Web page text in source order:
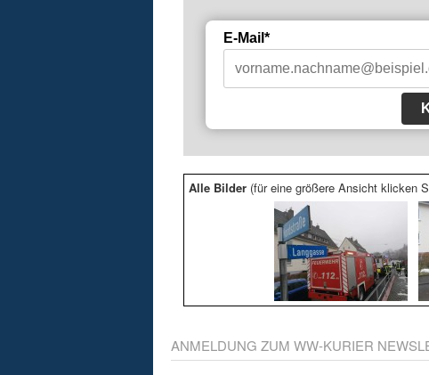
E-Mail*
Alle Bilder (für eine größere Ansicht klicken
ANMELDUNG ZUM WW-KURIER